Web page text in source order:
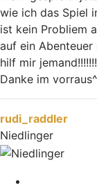
wie ich das Spiel
ist kein Probliem
auf ein
hilf mir jemand!!!!!!!
Danke im
Nach oben
rudi_raddler
Niedlinger